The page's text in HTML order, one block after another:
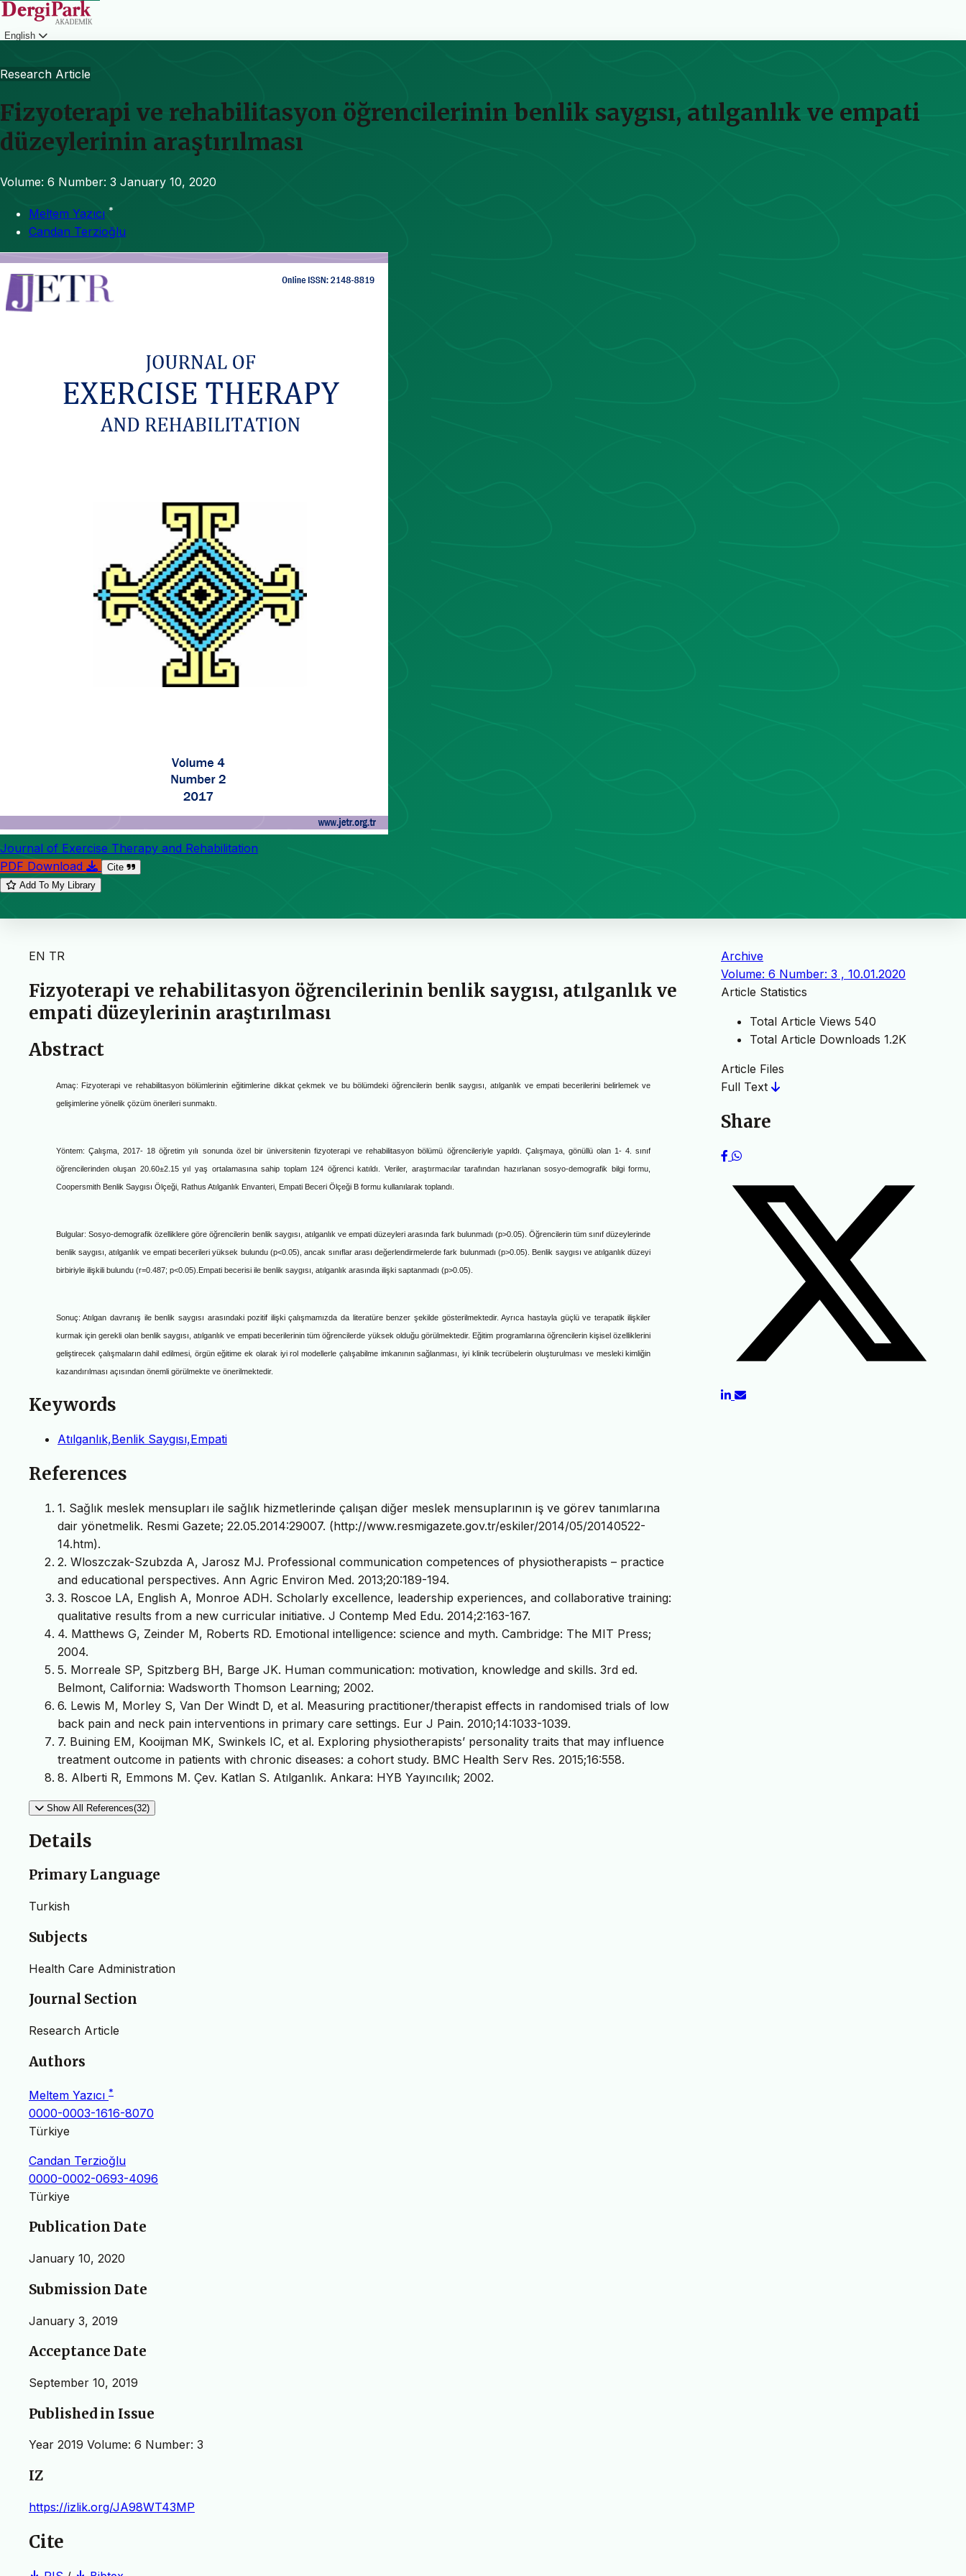
English
Research Article
Fizyoterapi ve rehabilitasyon öğrencilerinin benlik saygısı, atılganlık ve empati
düzeylerinin araştırılması
Volume: 6 Number: 3 January 10, 2020
Meltem Yazıcı *
Candan Terzioğlu
Journal of Exercise Therapy and Rehabilitation
PDF Download
Cite
Add To My Library
EN TR
Fizyoterapi ve rehabilitasyon öğrencilerinin benlik saygısı, atılganlık ve
empati düzeylerinin araştırılması
Abstract
Amaç: Fizyoterapi ve rehabilitasyon bölümlerinin eğitimlerine dikkat çekmek ve bu bölümdeki öğrencilerin benlik saygısı, atılganlık ve empati becerilerini belirlemek ve
gelişimlerine yönelik çözüm önerileri sunmaktı
Yöntem: Çalışma, 2017- 18 öğretim yılı sonunda özel bir üniversitenin fizyoterapi ve rehabilitasyon bölümü öğrencileriyle yapıldı. Çalışmaya, gönüllü olan 1- 4. sınıf
öğrencilerinden oluşan 20.60±2.15 yıl yaş ortalamasına sahip toplam 124 öğrenci katıldı. Veriler, araştırmacılar tarafından hazırlanan sosyo-demografik bilgi formu,
Coopersmith Benlik Saygısı Ölçeği, Rathus Atılganlık Envanteri, Empati Beceri Ölçeği B formu kullanılarak toplandı.
Bulgular: Sosyo-demografik özelliklere göre öğrencilerin benlik saygısı, atılganlık ve empati düzeyleri arasında fark bulunmadı (p>0.05). Öğrencilerin tüm sınıf düzeylerinde
benlik saygısı, atılganlık ve empati becerileri yüksek bulundu (p<0.05), ancak sınıflar arası değerlendirmelerde fark bulunmadı (p>0.05). Benlik saygısı ve atılganlık düzeyi
birbiriyle ilişkili bulundu (r=0.487; p<0.05). Empati becerisi ile benlik saygısı, atılganlık arasında ilişki saptanmadı (p>0.05).
Sonuç:Atılgan davranış ile benlik saygısı arasındaki pozitif ilişki çalışmamızda da literatüre benzer şekilde gösterilmektedir. Ayrıca hastayla güçlü ve terapatik ilişkiler
kurmak için gerekli olan benlik saygısı, atılganlık ve empati becerilerinin tüm öğrencilerde yüksek olduğu görülmektedir. Eğitim programlarına öğrencilerin kişisel özelliklerini
geliştirecek çalışmaların dahil edilmesi, örgün eğitime ek olarak iyi rol modellerle çalışabilme imkanının sağlanması, iyi klinik tecrübelerin oluşturulması ve mesleki kimliğin
kazandırılması açısından önemli görülmekte ve önerilmektedir.
Keywords
Atılganlık,Benlik Saygısı,Empati
References
1. Sağlık meslek mensupları ile sağlık hizmetlerinde çalışan diğer meslek mensuplarının iş ve görev tanımlarına
dair yönetmelik. Resmi Gazete; 22.05.2014:29007. (http://www.resmigazete.gov.tr/eskiler/2014/05/20140522-
14.htm).
2. Wloszczak-Szubzda A, Jarosz MJ. Professional communication competences of physiotherapists – practice
and educational perspectives. Ann Agric Environ Med. 2013;20:189-194.
3. Roscoe LA, English A, Monroe ADH. Scholarly excellence, leadership experiences, and collaborative training:
qualitative results from a new curricular initiative. J Contemp Med Edu. 2014;2:163-167.
4. Matthews G, Zeinder M, Roberts RD. Emotional intelligence: science and myth. Cambridge: The MIT Press;
2004.
5. Morreale SP, Spitzberg BH, Barge JK. Human communication: motivation, knowledge and skills. 3rd ed.
Belmont, California: Wadsworth Thomson Learning; 2002.
6. Lewis M, Morley S, Van Der Windt D, et al. Measuring practitioner/therapist effects in randomised trials of low
back pain and neck pain interventions in primary care settings. Eur J Pain. 2010;14:1033-1039.
7. Buining EM, Kooijman MK, Swinkels IC, et al. Exploring physiotherapists’ personality traits that may influence
treatment outcome in patients with chronic diseases: a cohort study. BMC Health Serv Res. 2015;16:558.
8. Alberti R, Emmons M. Çev. Katlan S. Atılganlık. Ankara: HYB Yayıncılık; 2002.
Show All References(32)
Details
Primary Language
Turkish
Subjects
Health Care Administration
Journal Section
Research Article
Authors
Meltem Yazıcı *
0000-0003-1616-8070
Türkiye
Candan Terzioğlu
0000-0002-0693-4096
Türkiye
Publication Date
January 10, 2020
Submission Date
January 3, 2019
Acceptance Date
September 10, 2019
Published in Issue
Year 2019 Volume: 6 Number: 3
IZ
https://izlik.org/JA98WT43MP
Cite
Archive
Volume: 6 Number: 3 , 10.01.2020
Article Statistics
Total Article Views 540
Total Article Downloads 1.2K
Article Files
Full Text
Share